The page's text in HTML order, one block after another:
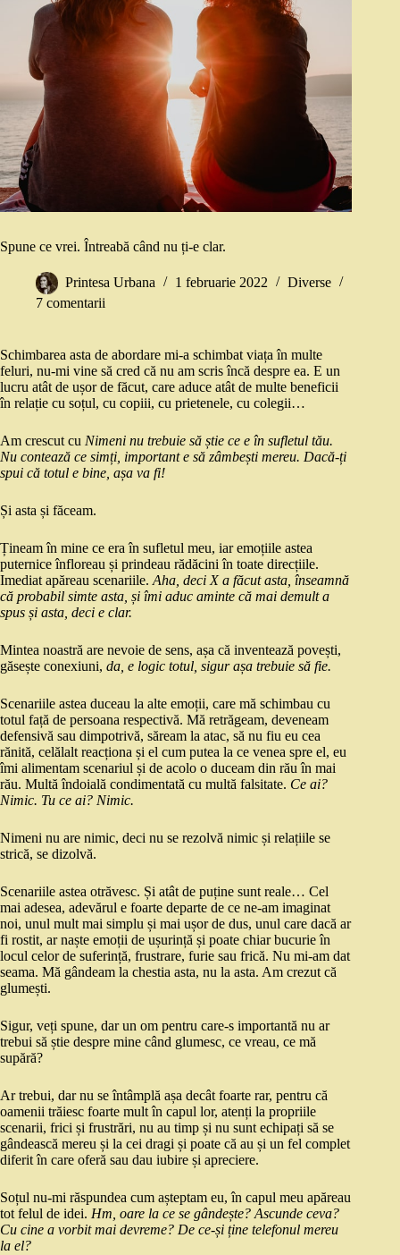
Spune ce vrei. Întreabă când nu ți-e clar.
Printesa Urbana 1 februarie 2022
Diverse
7 comentarii
Schimbarea asta de abordare mi-a schimbat viața în multe
feluri, nu-mi vine să cred că nu am scris încă despre ea. E un
lucru atât de ușor de făcut, care aduce atât de multe beneficii
în relație cu soțul, cu copiii, cu prietenele, cu colegii…
Am crescut cu Nimeni nu trebuie să știe ce e în sufletul tău.
Nu contează ce simți, important e să zâmbești mereu. Dacă-ți
spui că totul e bine, așa va fi!
Și asta și făceam.
Țineam în mine ce era în sufletul meu, iar emoțiile astea
puternice înfloreau și prindeau rădăcini în toate direcțiile.
Imediat apăreau scenariile. Aha, deci X a făcut asta, înseamnă
că probabil simte asta, și îmi aduc aminte că mai demult a
spus și asta, deci e clar.
Mintea noastră are nevoie de sens, așa că inventează povești,
găsește conexiuni, da, e logic totul, sigur așa trebuie să fie.
Scenariile astea duceau la alte emoții, care mă schimbau cu
totul față de persoana respectivă. Mă retrăgeam, deveneam
defensivă sau dimpotrivă, săream la atac, să nu fiu eu cea
rănită, celălalt reacționa și el cum putea la ce venea spre el, eu
îmi alimentam scenariul și de acolo o duceam din rău în mai
rău. Multă îndoială condimentată cu multă falsitate. Ce ai?
Nimic. Tu ce ai? Nimic.
Nimeni nu are nimic, deci nu se rezolvă nimic și relațiile se
strică, se dizolvă.
Scenariile astea otrăvesc. Și atât de puține sunt reale… Cel
mai adesea, adevărul e foarte departe de ce ne-am imaginat
noi, unul mult mai simplu și mai ușor de dus, unul care dacă ar
fi rostit, ar naște emoții de ușurință și poate chiar bucurie în
locul celor de suferință, frustrare, furie sau frică. Nu mi-am dat
seama. Mă gândeam la chestia asta, nu la asta. Am crezut că
glumești.
Sigur, veți spune, dar un om pentru care-s importantă nu ar
trebui să știe despre mine când glumesc, ce vreau, ce mă
supără?
Ar trebui, dar nu se întâmplă așa decât foarte rar, pentru că
oamenii trăiesc foarte mult în capul lor, atenți la propriile
scenarii, frici și frustrări, nu au timp și nu sunt echipați să se
gândească mereu și la cei dragi și poate că au și un fel complet
diferit în care oferă sau dau iubire și apreciere.
Soțul nu-mi răspundea cum așteptam eu, în capul meu apăreau
tot felul de idei. Hm, oare la ce se gândește? Ascunde ceva?
Cu cine a vorbit mai devreme? De ce-și ține telefonul mereu
la el?